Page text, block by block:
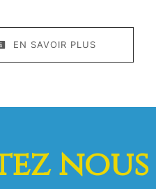
EN SAVOIR PLUS
nous